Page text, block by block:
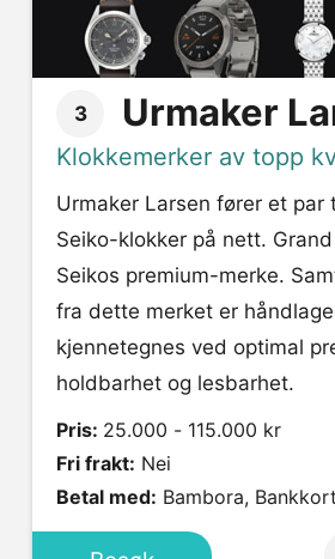
3 Urmaker
Klokkemerker av topp
Urmaker Larsen fører et par
Seiko-klokker på nett.
Seikos premium-merke.
fra dette merket er
kjennetegnes ved optimal
holdbarhet og lesbarhet.
Pris: 25.000 - 115.000 kr
Fri frakt: Nei
Betal med: Bambora,